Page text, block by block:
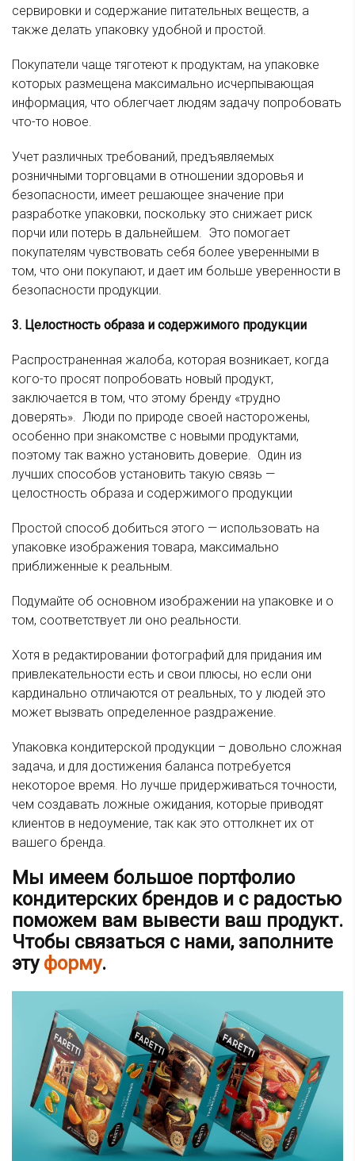
сервировки и содержание питательных веществ, а
также делать упаковку удобной и простой.
Покупатели чаще тяготеют к продуктам, на упаковке
которых размещена максимально исчерпывающая
информация, что облегчает людям задачу попробовать
что-то новое.
Учет различных требований, предъявляемых
розничными торговцами в отношении здоровья и
безопасности, имеет решающее значение при
разработке упаковки, поскольку это снижает риск
порчи или потерь в дальнейшем. Это помогает
покупателям чувствовать себя более уверенными в
том, что они покупают, и дает им больше уверенности в
безопасности продукции.
3. Целостность образа и содержимого продукции
Распространенная жалоба, которая возникает, когда
кого-то просят попробовать новый продукт,
заключается в том, что этому бренду «трудно
доверять». Люди по природе своей насторожены,
особенно при знакомстве с новыми продуктами,
поэтому так важно установить доверие. Один из
лучших способов установить такую связь —
целостность образа и содержимого продукции
Простой способ добиться этого — использовать на
упаковке изображения товара, максимально
приближенные к реальным.
Подумайте об основном изображении на упаковке и о
том, соответствует ли оно реальности.
Хотя в редактировании фотографий для придания им
привлекательности есть и свои плюсы, но если они
кардинально отличаются от реальных, то у людей это
может вызвать определенное раздражение.
Упаковка кондитерской продукции – довольно сложная
задача, и для достижения баланса потребуется
некоторое время. Но лучше придерживаться точности,
чем создавать ложные ожидания, которые приводят
клиентов в недоумение, так как это оттолкнет их от
вашего бренда.
Мы имеем большое портфолио
кондитерских брендов и с радостью
поможем вам вывести ваш продукт.
Чтобы связаться с нами, заполните
этуформу.